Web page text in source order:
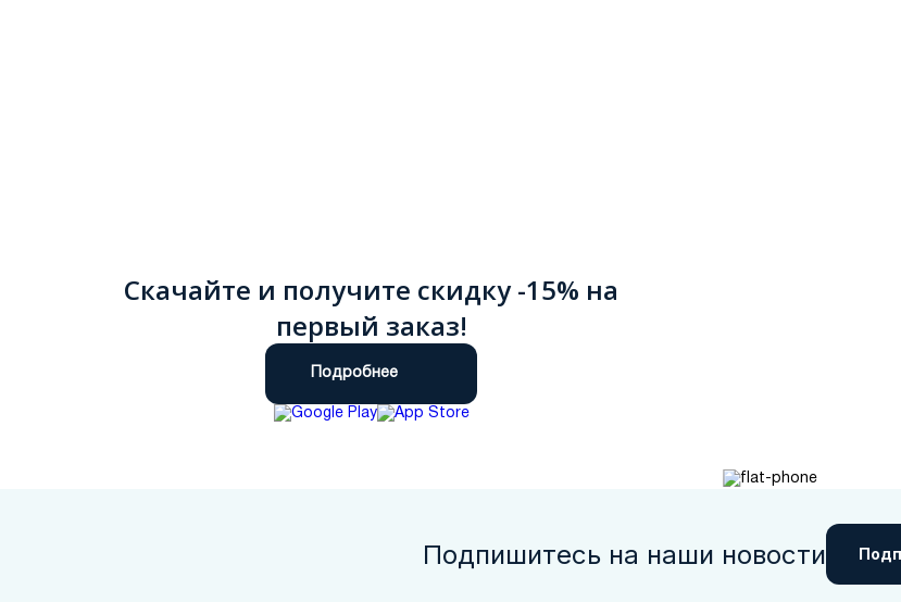
Скачайте и получите скидку -15% на
первый заказ!
Подробнее
Подпишитесь на наши новости